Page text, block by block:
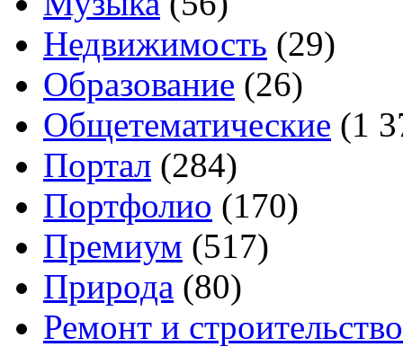
Недвижимость (29)
Образование (26)
Общетематические (1
Портал (284)
Портфолио (170)
Премиум (517)
Природа (80)
Ремонт и строительство